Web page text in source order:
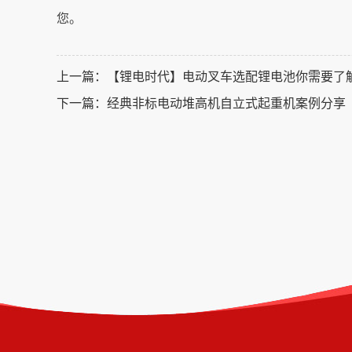
您。
上一篇：
【锂电时代】电动叉车选配锂电池你需要了
下一篇： 经典非标电动堆高机自立式起重机案例分享